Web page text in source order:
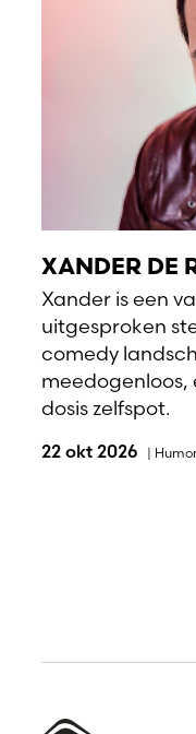
XANDER DE
Xander is een
uitgesproken
comedy
meedogenloos,
dosis zelfspot.
22 okt 2026 | Humor